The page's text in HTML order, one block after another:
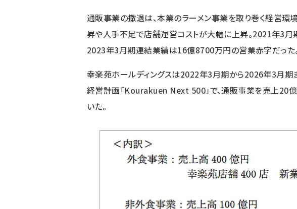
通販事業の撤退は、本業のラーメン事業を取り巻く経営環
昇や人手不足で店舗運営コストが大幅に上昇。2021年3月
2023年3月期連結業績は16億8700万円の営業赤字だった
幸楽苑ホールディングスは2022年3月期から2026年3月期
経営計画「Kourakuen Next 500」で、通販事業を売上20
いた。